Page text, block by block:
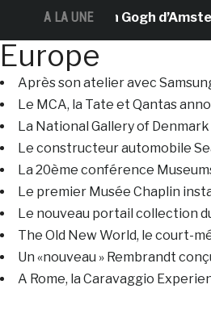
A LA UNE
musée Van Gogh
Europe
Après son atelier avec
Le MCA, la Tate et Qantas
La National Gallery of
Le constructeur automobile
La 20ème conférence
Le premier Musée Chaplin
Le nouveau portail collection
The Old New World, le court-
Un «nouveau » Rembrandt
A Rome, la Caravaggio